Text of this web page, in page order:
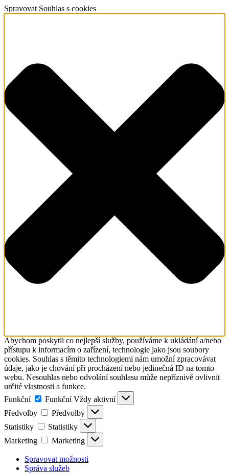
Spravovat Souhlas s cookies
Abychom poskytli co nejlepší služby, používáme k ukládání a/nebo
přístupu k informacím o zařízení, technologie jako jsou soubory
cookies. Souhlas s těmito technologiemi nám umožní zpracovávat
údaje, jako je chování při procházení nebo jedinečná ID na tomto
webu. Nesouhlas nebo odvolání souhlasu může nepříznivě ovlivnit
určité vlastnosti a funkce.
Funkční
Funkční Vždy aktivní
Předvolby
Předvolby
Statistiky
Statistiky
Marketing
Marketing
Spravovat možnosti
Správa služeb